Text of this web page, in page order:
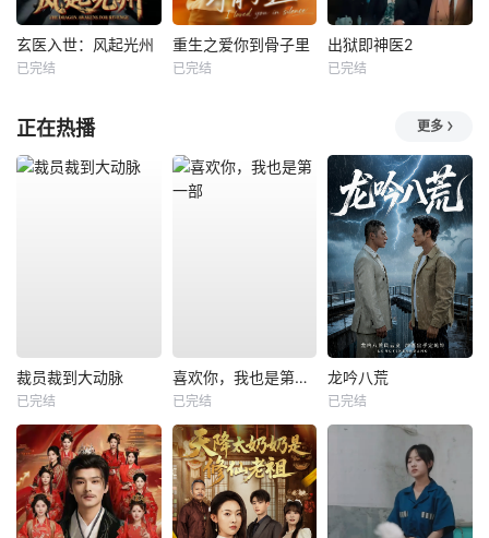
玄医入世：风起光州
已完结
重生之爱你到骨子里
已完结
出狱即神医2
已完结
正在热播 更多
裁员裁到大动脉
已完结
喜欢你，我也是第一部
已完结
龙吟八荒
已完结